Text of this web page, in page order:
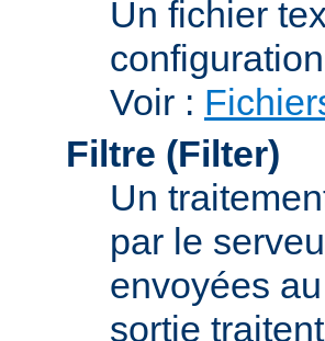
Un fichier
Voir :
Filtre (Filter)
Un
par le
envoyées
sortie